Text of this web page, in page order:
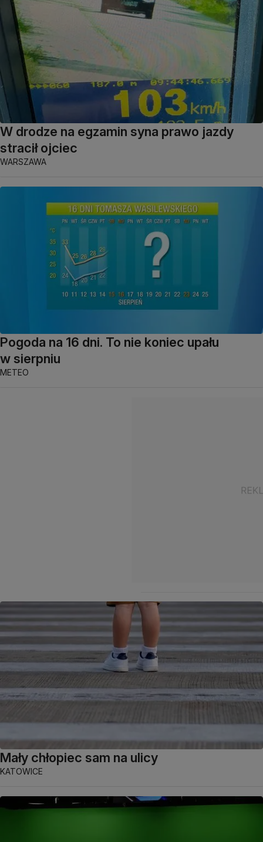
W drodze na egzamin syna prawo jazdy
stracił ojciec
WARSZAWA
Pogoda na 16 dni. To nie koniec upału
w sierpniu
METEO
Mały chłopiec sam na ulicy
KATOWICE